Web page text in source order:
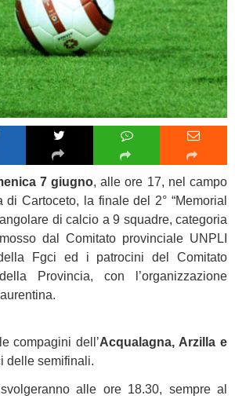
7 giugno, alle ore 17, nel campo
Cartoceto, la finale del 2° “Memorial
di calcio a 9 squadre, categoria
dal Comitato provinciale UNPLI
Fgci ed i patrocini del Comitato
Provincia, con l’organizzazione
compagini dell’Acqualagna, Arzilla e
delle semifinali.
alle ore 18.30, sempre al